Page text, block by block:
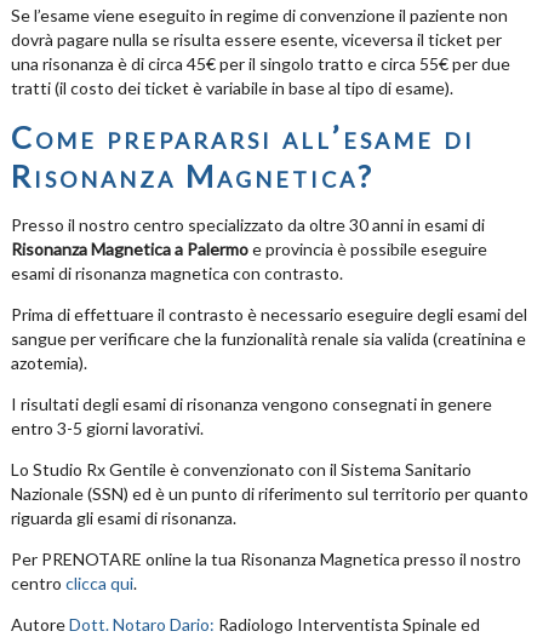
Se l’esame viene eseguito in regime di convenzione il paziente non
dovrà pagare nulla se risulta essere esente, viceversa il ticket per
una risonanza è di circa 45€ per il singolo tratto e circa 55€ per due
tratti (il costo dei ticket è variabile in base al tipo di esame).
Come prepararsi all’esame di
Risonanza Magnetica?
Presso il nostro centro specializzato da oltre 30 anni in esami di
Risonanza Magnetica a Palermoe provincia è possibile eseguire
esami di risonanza magnetica con contrasto.
Prima di effettuare il contrasto è necessario eseguire degli esami del
sangue per verificare che la funzionalità renale sia valida (creatinina e
azotemia).
I risultati degli esami di risonanza vengono consegnati in genere
entro 3-5 giorni lavorativi.
Lo Studio Rx Gentile è convenzionato con il Sistema Sanitario
Nazionale (SSN) ed è un punto di riferimento sul territorio per quanto
riguarda gli esami di risonanza.
Per PRENOTARE online la tua Risonanza Magnetica presso il nostro
centro clicca qui.
AutoreDott. Notaro Dario: Radiologo Interventista Spinale ed